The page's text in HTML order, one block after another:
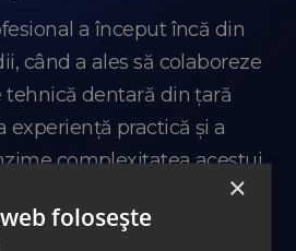
a început încă din
când a ales să colaboreze
tehnică dentară din țară
experiență practică și a
complexitatea acestui
Pavel Ciulin
×
folosește